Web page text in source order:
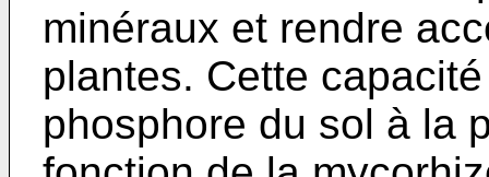
minéraux et rendre
plantes. Cette
phosphore du sol à la